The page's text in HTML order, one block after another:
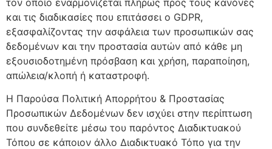
και τις διαδικασίες που επιτάσσει ο GDPR,
εξασφαλίζοντας την ασφάλεια των προσωπικών σας
δεδομένων και την προστασία αυτών από κάθε μη
εξουσιοδοτημένη πρόσβαση και χρήση, παραποίηση,
απώλεια/κλοπή ή καταστροφή.
Η Παρούσα Πολιτική Απορρήτου & Προστασίας
Προσωπικών Δεδομένων δεν ισχύει στην περίπτωση
που συνδεθείτε μέσω του παρόντος Διαδικτυακού
Τόπου σε κάποιον άλλο Διαδικτυακό Τόπο για την